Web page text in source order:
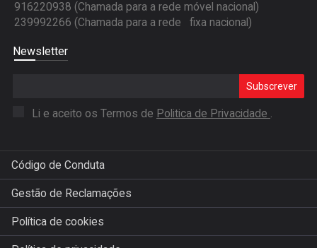
916220938 (Chamada para a rede móvel nacional)
239992266 (Chamada para a rede fixa nacional)
Newsletter
Subscrever
Li e aceito os Termos de Politica de Privacidade .
Código de Conduta
Gestão de Reclamações
Política de cookies